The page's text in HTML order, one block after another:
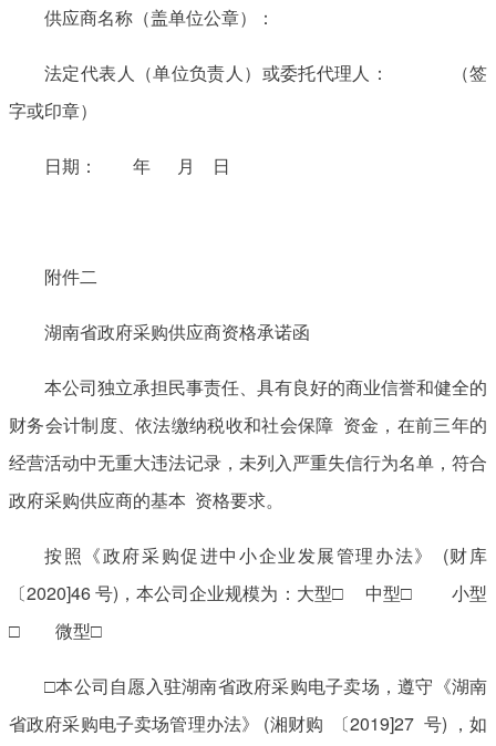
供应商名称（盖单位公章）：
法定代表人（单位负责人）或委托代理人： （签
字或印章）
日期： 年 月 日
附件二
湖南省政府采购供应商资格承诺函
本公司独立承担民事责任、具有良好的商业信誉和健全的
财务会计制度、依法缴纳税收和社会保障 资金，在前三年的
经营活动中无重大违法记录，未列入严重失信行为名单，符合
政府采购供应商的基本 资格要求。
按照《政府采购促进中小企业发展管理办法》 (财库
〔2020]46 号)，本公司企业规模为：大型□ 中型□ 小型
□ 微型□
□本公司自愿入驻湖南省政府采购电子卖场，遵守《湖南
省政府采购电子卖场管理办法》 (湘财购 〔2019]27 号) ，如